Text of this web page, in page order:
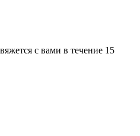
с вами в течение 15